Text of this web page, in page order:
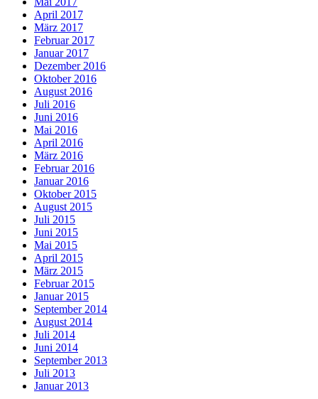
April 2017
März 2017
Februar 2017
Januar 2017
Dezember 2016
Oktober 2016
August 2016
Juli 2016
Juni 2016
Mai 2016
April 2016
März 2016
Februar 2016
Januar 2016
Oktober 2015
August 2015
Juli 2015
Juni 2015
Mai 2015
April 2015
März 2015
Februar 2015
Januar 2015
September 2014
August 2014
Juli 2014
Juni 2014
September 2013
Juli 2013
Januar 2013